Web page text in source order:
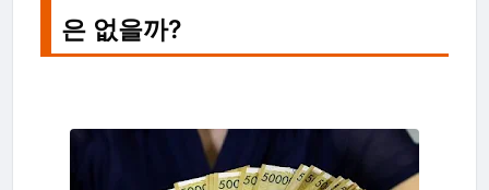
은 없을까?